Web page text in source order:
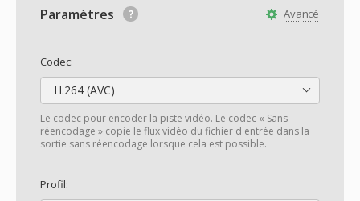
Avancé
Paramètres
Codec:
H.264 (AVC)
Le codec pour encoder la piste vidéo. Le codec « Sans
réencodage » copie le flux vidéo du fichier d'entrée dans la
sortie sans réencodage lorsque cela est possible.
Profil: